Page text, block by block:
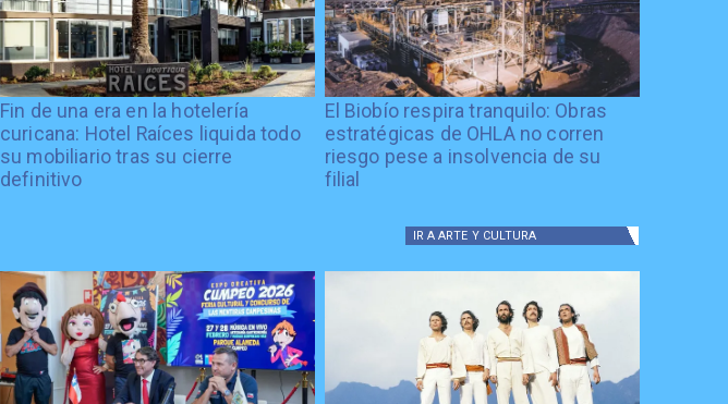
Fin de una era en la hotelería
curicana: Hotel Raíces liquida todo
su mobiliario tras su cierre
definitivo
El Biobío respira tranquilo: Obras
estratégicas de OHLA no corren
riesgo pese a insolvencia de su
filial
IR A ARTE Y CULTURA